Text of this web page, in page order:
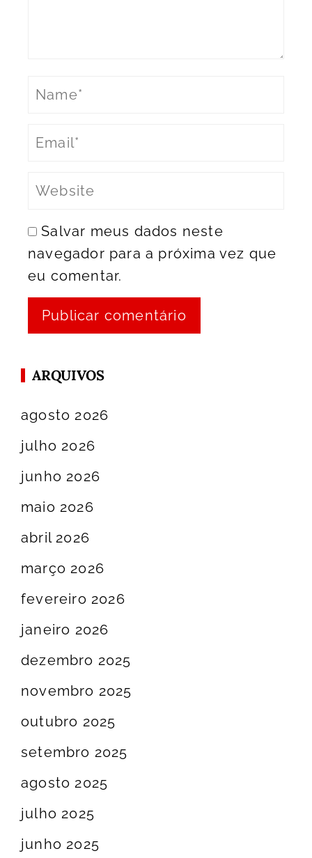
Salvar meus dados neste
navegador para a próxima vez que
eu comentar.
ARQUIVOS
agosto 2026
julho 2026
junho 2026
maio 2026
abril 2026
março 2026
fevereiro 2026
janeiro 2026
dezembro 2025
novembro 2025
outubro 2025
setembro 2025
agosto 2025
julho 2025
junho 2025